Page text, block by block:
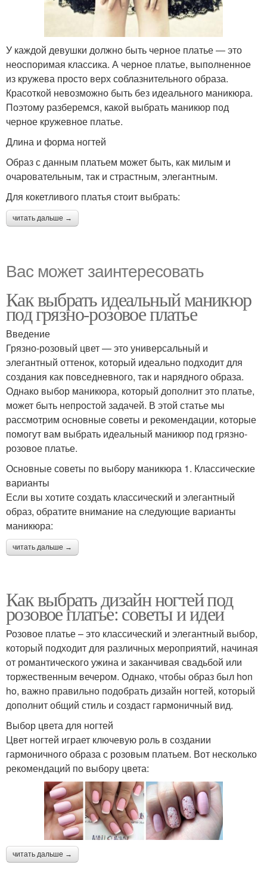
У каждой девушки должно быть черное платье ― это
неоспоримая классика. А черное платье, выполненное
из кружева просто верх соблазнительного образа.
Красоткой невозможно быть без идеального маникюра.
Поэтому разберемся, какой выбрать маникюр под
черное кружевное платье.
Длина и форма ногтей
Образ с данным платьем может быть, как милым и
очаровательным, так и страстным, элегантным.
Для кокетливого платья стоит выбрать:
читать дальше →
Вас может заинтересовать
Как выбрать идеальный маникюр
под грязно-розовое платье
Введение
Грязно-розовый цвет — это универсальный и
элегантный оттенок, который идеально подходит для
создания как повседневного, так и нарядного образа.
Однако выбор маникюра, который дополнит это платье,
может быть непростой задачей. В этой статье мы
рассмотрим основные советы и рекомендации, которые
помогут вам выбрать идеальный маникюр под грязно-
розовое платье.
Основные советы по выбору маникюра 1. Классические
варианты
Если вы хотите создать классический и элегантный
образ, обратите внимание на следующие варианты
маникюра:
читать дальше →
Как выбрать дизайн ногтей под
розовое платье: советы и идеи
Розовое платье – это классический и элегантный выбор,
который подходит для различных мероприятий, начиная
от романтического ужина и заканчивая свадьбой или
торжественным вечером. Однако, чтобы образ был hon
ho, важно правильно подобрать дизайн ногтей, который
дополнит общий стиль и создаст гармоничный вид.
Выбор цвета для ногтей
Цвет ногтей играет ключевую роль в создании
гармоничного образа с розовым платьем. Вот несколько
рекомендаций по выбору цвета:
читать дальше →